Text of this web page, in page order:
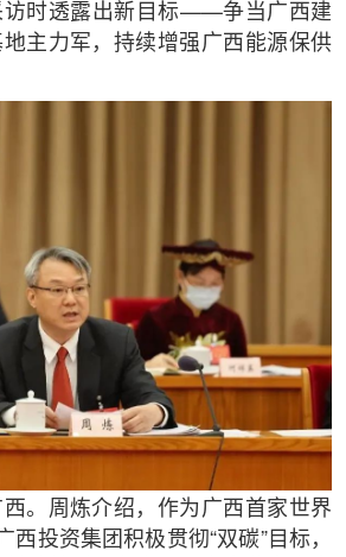
访时透露出新目标——争当广西建
主力军，持续增强广西能源保供
。周炼介绍，作为广西首家世界
西投资集团积极贯彻“双碳”目标，